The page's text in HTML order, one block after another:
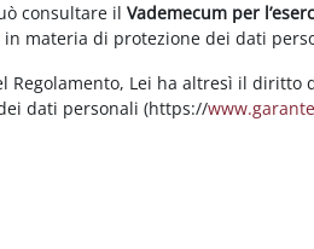
consultare ilVademecum per
materia di protezione dei dati
Regolamento, Lei ha altresì il diritto
dati personali (https://